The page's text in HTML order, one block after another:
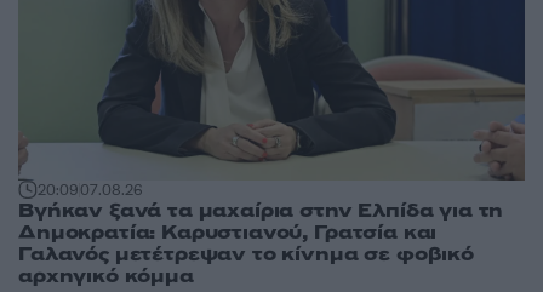
20:0907.08.26
Βγήκαν ξανά τα μαχαίρια στην Ελπίδα για τη
Δημοκρατία: Καρυστιανού, Γρατσία και
Γαλανός μετέτρεψαν το κίνημα σε φοβικό
αρχηγικό κόμμα